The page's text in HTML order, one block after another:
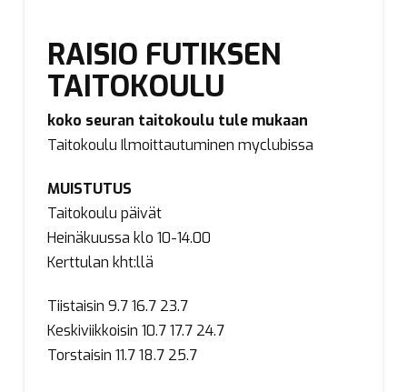
RAISIO FUTIKSEN
TAITOKOULU
koko seuran taitokoulu tule mukaan
Taitokoulu Ilmoittautuminen myclubissa
MUISTUTUS
Taitokoulu päivät
Heinäkuussa klo 10-14.00
Kerttulan kht:llä
Tiistaisin 9.7 16.7 23.7
Keskiviikkoisin 10.7 17.7 24.7
Torstaisin 11.7 18.7 25.7